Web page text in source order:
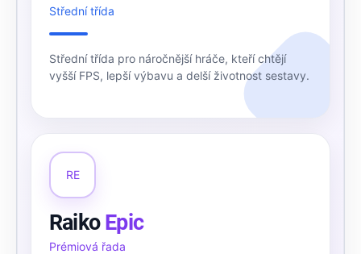
Střední třída
Střední třída pro náročnější hráče, kteří chtějí
vyšší FPS, lepší výbavu a delší životnost sestavy.
RE
RaikoEpic
Prémiová řada